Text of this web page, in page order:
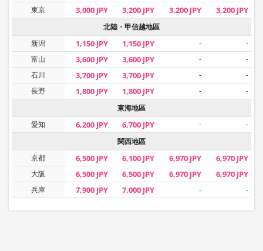
東京 3,000 JPY 3,200 JPY 3,200 JPY 3,200 JPY
北陸・甲信越地區
新潟
1,150 JPY 1,150 JPY -
-
富山
3,600 JPY 3,600 JPY -
-
石川
3,700 JPY 3,700 JPY -
-
長野
1,800 JPY 1,800 JPY -
-
東海地區
愛知
6,200 JPY 6,700 JPY -
-
関西地區
京都
6,500 JPY 6,100 JPY 6,970 JPY 6,970 JPY
大阪 6,500 JPY 6,500 JPY 6,970 JPY 6,970 JPY
兵庫 7,900 JPY 7,000 JPY - -